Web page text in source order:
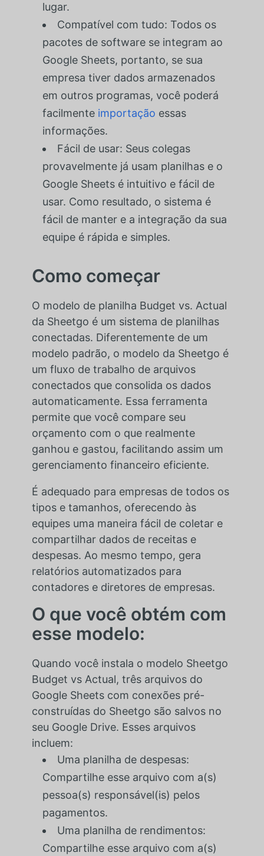
lugar.
Compatível com tudo: Todos os
pacotes de software se integram ao
Google Sheets, portanto, se sua
empresa tiver dados armazenados
em outros programas, você poderá
facilmente importação essas
informações.
Fácil de usar: Seus colegas
provavelmente já usam planilhas e o
Google Sheets é intuitivo e fácil de
usar. Como resultado, o sistema é
fácil de manter e a integração da sua
equipe é rápida e simples.
Como começar
O modelo de planilha Budget vs. Actual
da Sheetgo é um sistema de planilhas
conectadas. Diferentemente de um
modelo padrão, o modelo da Sheetgo é
um fluxo de trabalho de arquivos
conectados que consolida os dados
automaticamente. Essa ferramenta
permite que você compare seu
orçamento com o que realmente
ganhou e gastou, facilitando assim um
gerenciamento financeiro eficiente.
É adequado para empresas de todos os
tipos e tamanhos, oferecendo às
equipes uma maneira fácil de coletar e
compartilhar dados de receitas e
despesas. Ao mesmo tempo, gera
relatórios automatizados para
contadores e diretores de empresas.
O que você obtém com
esse modelo:
Quando você instala o modelo Sheetgo
Budget vs Actual, três arquivos do
Google Sheets com conexões pré-
construídas do Sheetgo são salvos no
seu Google Drive. Esses arquivos
incluem:
Uma planilha de despesas:
Compartilhe esse arquivo com a(s)
pessoa(s) responsável(is) pelos
pagamentos.
Uma planilha de rendimentos:
Compartilhe esse arquivo com a(s)